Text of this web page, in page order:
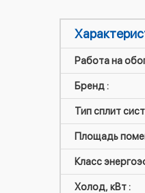
Работа на
Бренд :
Тип сплит
Площадь
Класс
Холод, кВт :